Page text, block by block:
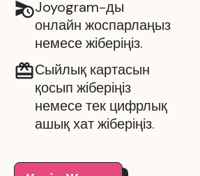
Joyogram-ды
онлайн жоспарлаңыз
немесе жіберіңіз.
Сыйлық картасын
қосып жіберіңіз
немесе тек цифрлық
ашық хат жіберіңіз.